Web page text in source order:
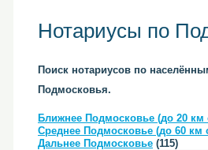
Нотариусы по
Поиск нотариусов по
Подмосковья.
Ближнее Подмосковье (до 20
Среднее Подмосковье (до 60 км
Дальнее Подмосковье (115)